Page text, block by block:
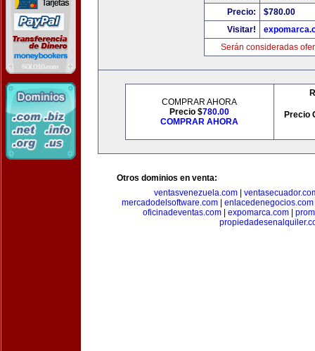
Precio:
$780.00
Visitar!
Serán consideradas
COMPRAR AHORA
Precio $780.00
COMPRAR AHORA
Precio
Otros dominios en venta:
ventasvenezuela.com|
mercadodelsoftware.com
enlacedenegocios.com
oficinadeventas.com
expomarca.com